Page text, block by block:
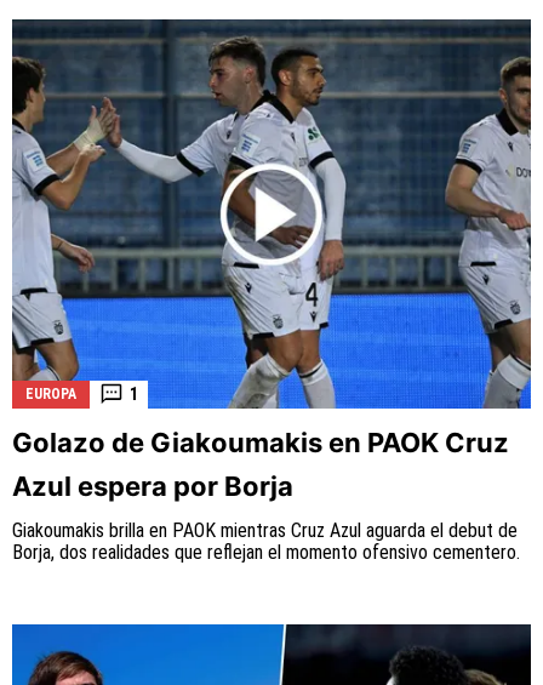
EUROPA 1
Golazo de Giakoumakis en PAOK Cruz
Azul espera por Borja
Giakoumakis brilla en PAOK mientras Cruz Azul aguarda el debut de
Borja, dos realidades que reflejan el momento ofensivo cementero.